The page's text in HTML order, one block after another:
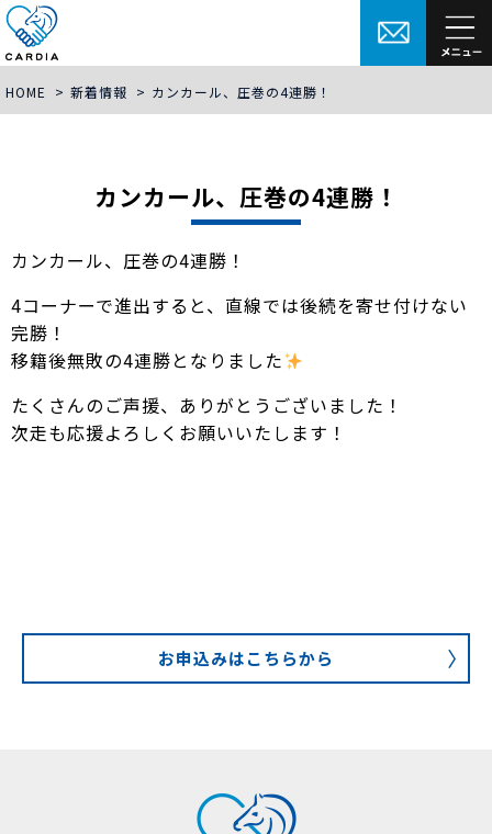
HOME > 新着情報 > カンカール、圧巻の4連勝！
カンカール、圧巻の4連勝！
カンカール、圧巻の4連勝！
4コーナーで進出すると、直線では後続を寄せ付けない
完勝！
移籍後無敗の4連勝となりました
たくさんのご声援、ありがとうございました！
次走も応援よろしくお願いいたします！
お申込みはこちらから